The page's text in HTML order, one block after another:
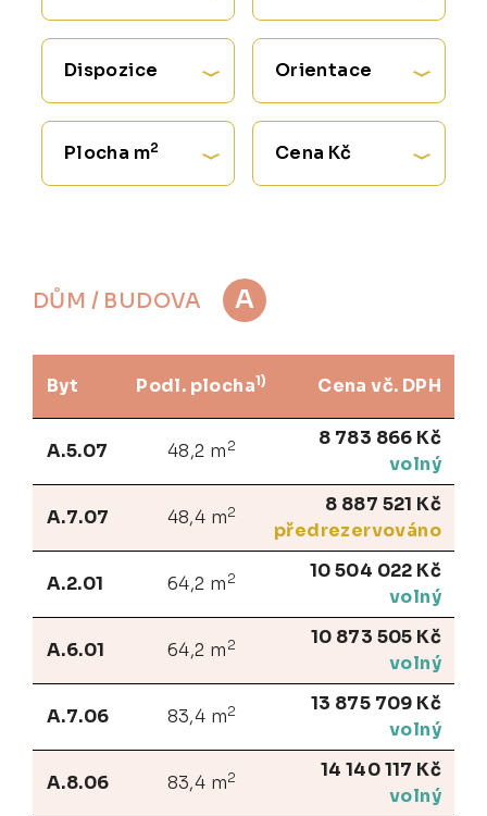
Dispozice Orientace
Plocha m2 Cena Kč
DŮM / BUDOVA A
Byt Podl. plocha1) Cena vč. DPH
A.5.07 48,2 m 2
8 783 866 Kč
volný
A.7.07 48,4 m2
8 887 521 Kč
předrezervováno
A.2.01 64,2 m 2
10 504 022 Kč
volný
A.6.01 64,2 m 2
10 873 505 Kč
volný
A.7.06 83,4 m2
13 875 709 Kč
volný
A.8.06 83,4 m2
14 140 117 Kč
volný